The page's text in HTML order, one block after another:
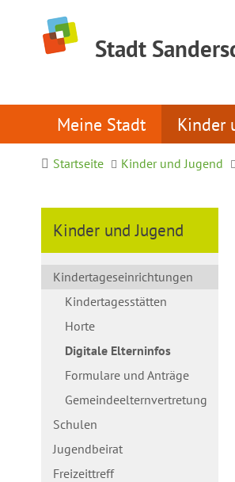
Stadt
Meine Stadt Kinder
Startseite Kinder und Jugend
Kinder und Jugend
Kindertageseinrichtungen
Kindertagesstätten
Horte
Digitale Elterninfos
Formulare und Anträge
Gemeindeelternvertretung
Schulen
Jugendbeirat
Freizeittreff